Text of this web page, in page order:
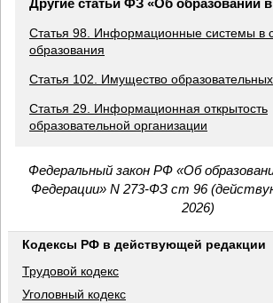
Другие статьи ФЗ «Об образовании
Статья 98. Информационные системы в
образования
Статья 102. Имущество
Статья 29. Информационная открытость
образовательной организации
Федеральный закон РФ «Об
Федерации» N 273-ФЗ ст 96
2026)
Кодексы РФ в действующей редакции
Трудовой кодекс
Уголовный кодекс